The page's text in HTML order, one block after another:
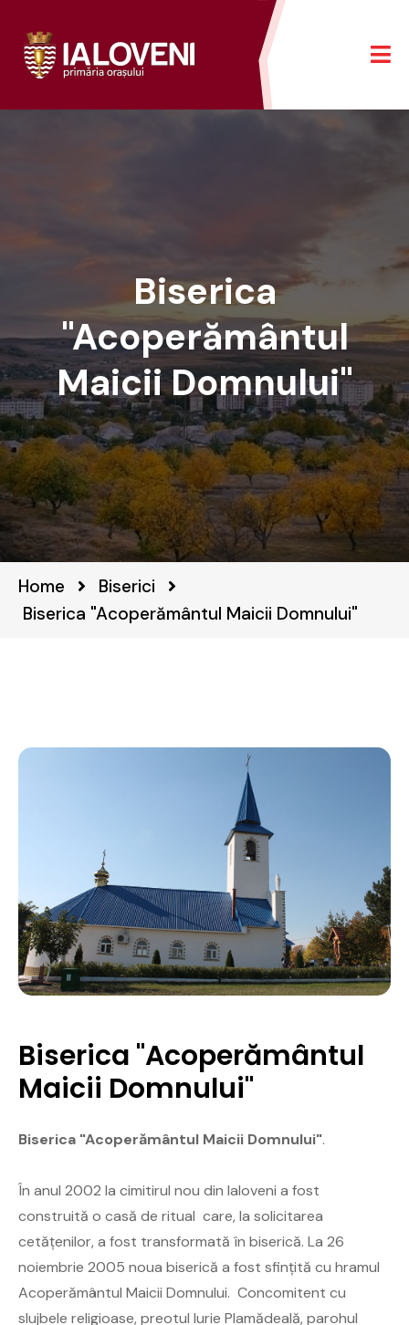
Biserica
"Acoperământul
Maicii Domnului"
Home
Biserici
Biserica "Acoperământul Maicii Domnului"
Biserica "Acoperământul
Maicii Domnului"
Biserica "Acoperământul Maicii Domnului".
În anul 2002 la cimitirul nou din Ialoveni a fost
construită o casă de ritual care, la solicitarea
cetățenilor, a fost transformată în biserică. La 26
noiembrie 2005 noua biserică a fost sfințită cu hramul
Acoperământul Maicii Domnului. Concomitent cu
slujbele religioase, preotul Iurie Plamădeală, parohul